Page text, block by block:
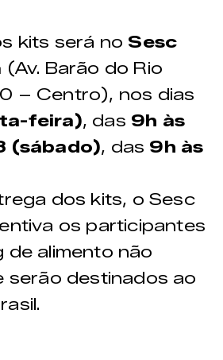
kits será no Sesc
(Av. Barão do Rio
– Centro), nos dias
feira), das 9h às
(sábado), das 9h às
dos kits, o Sesc
os participantes
de alimento não
serão destinados ao